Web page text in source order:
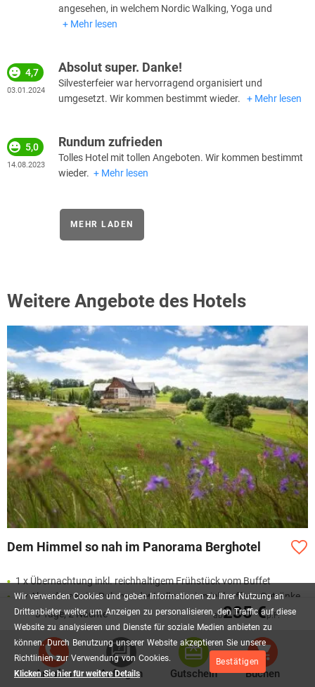
Wir verwenden Cookies und geben Informationen zu Ihrer Nutzung an
Drittanbieter weiter, um Anzeigen zu personalisieren, den Traffic auf diese
Website zu analysieren und Dienste für soziale Medien anbieten zu
können. Durch Benutzung unserer Website akzeptieren Sie unsere
Richtlinien zur Verwendung von Cookies.
Klicken Sie hier für weitere Details
Bestätigen
angesehen, in welchem Nordic Walking, Yoga und
Mehr lesen
Absolut super. Danke!
4,7
03.01.2024
Silvesterfeier war hervorragend organisiert und
umgesetzt. Wir kommen bestimmt wieder.
Mehr lesen
Rundum zufrieden
5,0
14.08.2023
Tolles Hotel mit tollen Angeboten. Wir kommen bestimmt
wieder.
Mehr lesen
MEHR LADEN
3 Tage, 2 Nächte ab235 €p.P.
Anrufen Anfragen Gutschein Buchen
Weitere Angebote des Hotels
Dem Himmel so nah im Panorama Berghotel
1 x Übernachtung inkl. reichhaltigem Frühstück vom Buffet
1 x Abendessen im Rahmen der Halbpension inkl. offene Getränke
(Bier, Wein, Softdrinks) während Ihrer Essenzeit von max. 1,5
Stunden
tägl. Nutzung der 2 Panorama - Außenpool´s (saison- und
witterungsabhängig)
tägl. Nutzung des Saunabereiches (15-21 Uhr)